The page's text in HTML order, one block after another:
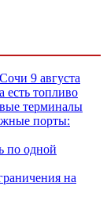
9 августа
есть топливо
терминалы
порты:
по одной
на